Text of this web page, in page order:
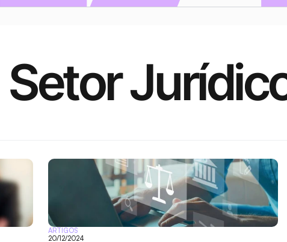
Setor
ARTIGOS
20/12/2024